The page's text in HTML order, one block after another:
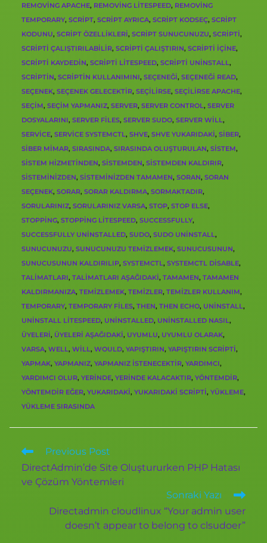
REMOVING APACHE, REMOVING LITESPEED, REMOVING
TEMPORARY, SCRIPT, SCRIPT AYRICA, SCRIPT KODSEÇ, SCRIPT
KODUNU, SCRIPT ÖZELLIKLERI, SCRIPT SUNUCUNUZU, SCRIPTI,
SCRIPTI ÇALIŞTIRILABILIR, SCRIPTI ÇALIŞTIRIN, SCRIPTI IÇINE,
SCRIPTI KAYDEDIN, SCRIPTI LITESPEED, SCRIPTI UNINSTALL,
SCRIPTIN, SCRIPTIN KULLANIMINI, SEÇENEĞI, SEÇENEĞI READ,
SEÇENEK, SEÇENEK GELECEKTIR, SEÇILIRSE, SEÇILIRSE APACHE,
SEÇIM, SEÇIM YAPMANIZ, SERVER, SERVER CONTROL, SERVER
DOSYALARINI, SERVER FILES, SERVER SUDO, SERVER WILL,
SERVICE, SERVICE SYSTEMCTL, SHVE, SHVE YUKARIDAKI, SIBER,
SIBER MIMAR, SIRASINDA, SIRASINDA OLUŞTURULAN, SISTEM,
SISTEM HIZMETINDEN, SISTEMDEN, SISTEMDEN KALDIRIR,
SISTEMINIZDEN, SISTEMINIZDEN TAMAMEN, SORAN, SORAN
SEÇENEK, SORAR, SORAR KALDIRMA, SORMAKTADIR,
SORULARINIZ, SORULARINIZ VARSA, STOP, STOP ELSE,
STOPPING, STOPPING LITESPEED, SUCCESSFULLY,
SUCCESSFULLY UNINSTALLED, SUDO, SUDO UNINSTALL,
SUNUCUNUZU, SUNUCUNUZU TEMIZLEMEK, SUNUCUSUNUN,
SUNUCUSUNUN KALDIRILIP, SYSTEMCTL, SYSTEMCTL DISABLE,
TALIMATLARI, TALIMATLARI AŞAĞIDAKI, TAMAMEN, TAMAMEN
KALDIRMANIZA, TEMIZLEMEK, TEMIZLER, TEMIZLER KULLANIM,
TEMPORARY, TEMPORARY FILES, THEN, THEN ECHO, UNINSTALL,
UNINSTALL LITESPEED, UNINSTALLED, UNINSTALLED NASIL,
ÜYELERI, ÜYELERI AŞAĞIDAKI, UYUMLU, UYUMLU OLARAK,
VARSA, WELL, WILL, WOULD, YAPIŞTIRIN, YAPIŞTIRIN SCRIPTI,
YAPMAK, YAPMANIZ, YAPMANIZ ISTENECEKTIR, YARDIMCI,
YARDIMCI OLUR, YERINDE, YERINDE KALACAKTIR, YÖNTEMDIR,
YÖNTEMDIR EĞER, YUKARIDAKI, YUKARIDAKI SCRIPTI, YÜKLEME,
YÜKLEME SIRASINDA
Previous Post
DirectAdmin’de Site Oluştururken PHP Hatası
ve Çözüm Yöntemleri
Sonraki Yazı
Directadmin cloudlinux “Your admin user
doesn’t appear to belong to clsudoer”